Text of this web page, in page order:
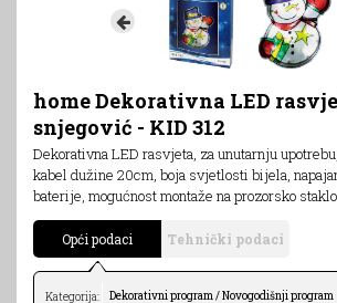
home Dekorativna LED
snjegović - KID 312
Dekorativna LED rasvjeta, za unutarnju
kabel dužine 20cm, boja svjetlosti bijela,
baterije, mogućnost montaže na prozorsko
Opći podaci Tehnički podaci
Kategorija: Dekorativni program / Novogodišnji program